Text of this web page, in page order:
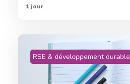
1 jour
RSE & développement durable